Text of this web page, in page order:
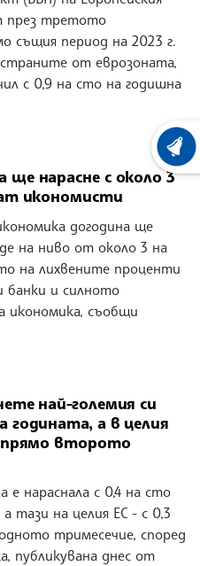
през третото
същия период на 2023 г.
от еврозоната,
с 0,9 на сто на годишна
нарасне с около 3
икономисти
догодина ще
на ниво от около 3 на
на лихвените проценти
банки и силното
икономика, съобщи
най-големия си
а в целия
второто
нараснала с 0,4 на сто
тази на целия ЕС - с 0,3
тримесечие, според
публикувана днес от